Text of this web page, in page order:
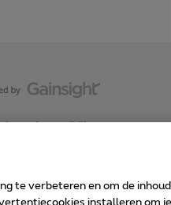
Accessibility statement
te verbeteren en om de
installeren om